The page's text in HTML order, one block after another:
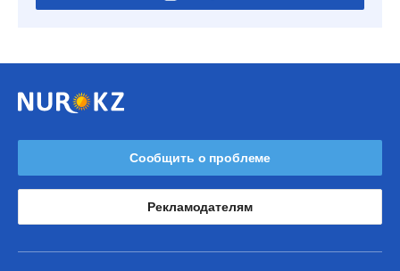
Сообщить о проблеме
Рекламодателям